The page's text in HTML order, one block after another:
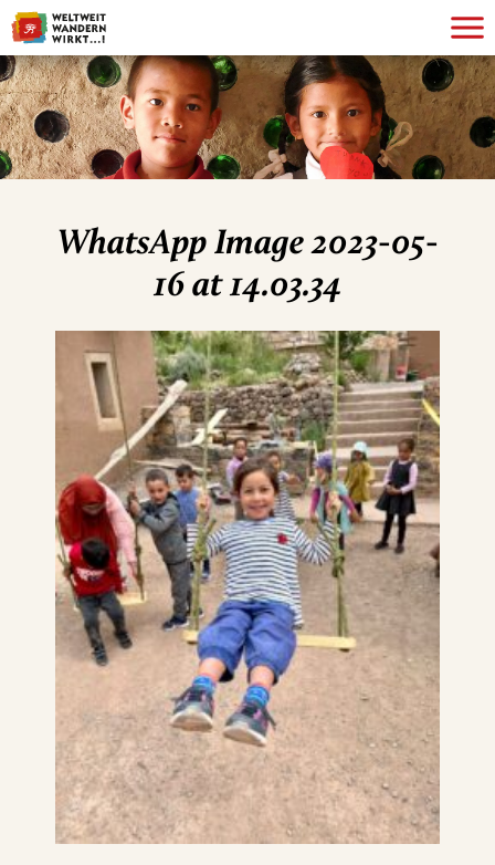
WhatsApp Image 2023-05-
16 at 14.03.34